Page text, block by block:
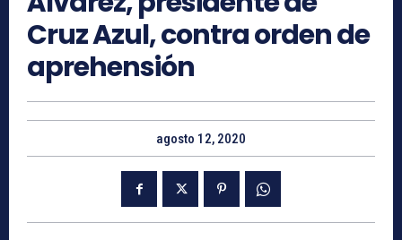
Cruz Azul, contra orden de
aprehensión
agosto 12, 2020